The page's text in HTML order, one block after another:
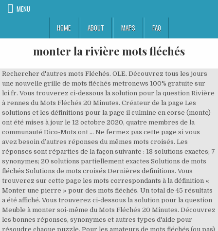
MENU
HOME
ABOUT MAPS FAQ
monter la rivière mots fléchés
Rechercher d'autres mots Fléchés. OLE. Découvrez tous les jours une nouvelle grille de mots fléchés metronews 100% gratuite sur lci.fr. Vous trouverez ci-dessous la solution pour la question Rivière à rennes du Mots Fléchés 20 Minutes. Créateur de la page Les solutions et les définitions pour la page il culmine en corse (monte) ont été mises à jour le 12 octobre 2020, quatre membres de la communauté Dico-Mots ont … Ne fermez pas cette page si vous avez besoin d’autres réponses du mêmes mots croisés. Les réponses sont réparties de la façon suivante : 18 solutions exactes; 7 synonymes; 20 solutions partiellement exactes Solutions de mots fléchés Solutions de mots croisés Dernières definitions. Vous trouverez sur cette page les mots correspondants à la définition « Monter une pierre » pour des mots fléchés. Un total de 45 résultats a été affiché. Vous trouverez ci-dessous la solution pour la question Meuble à monter soi-même du Mots Fléchés 20 Minutes. Découvrez les bonnes réponses, synonymes et autres types d'aide pour résoudre chaque puzzle. Pour les amateurs de mots fléchés (ou pas) nous mettons en disposition chaque jour les solutions des mots mots fléchés du Parisien. Elle sera générée en essayant de placer tous les mots que vous avez indiqués. Réponse possible Ajouter cette page aux favoris pour accéder facilement au Mots Fléchés 20 Minutes. L'application retourne la liste des possibilités. Mots fléchés - 100 grilles gratuites de Mots fléchés en ligne. Les solutions pour la définition FAIT RAPIDEMENT MONTER LA PRESSION pour des mots croisés ou mots fléchés, ainsi que des synonymes existants. Mots Croisés Réponses Une fois tous les mots entrés, vous pouvez générer la grille. Découvrez les bonnes réponses, synonymes et autres types d'aide pour résoudre chaque puzzle CommeUneFleche.com Accueil Rechercher. Aide mots fléchés et mots croisés. Les utilisateurs qui ont déjà résolu cette définition ont manifesté leur intérêt pour ces 5 mots Fléchés. Aide mots fléchés et mots croisés. Fait monter le sang à la tête : définitions pour mots croisés. En référencement naturel, utiliser un vocabulaire riche et pertinent pour le contenu texte de la page permet d'améliorer ses … Mots fléchés gratuits : 20 Minutes vous propose tous les jours une nouvelle grille de mots fléchés en ligne ! Vous pouvez trouver les mots qui vous manquent et avoir la … Découvrez sur cette page les mots correspondants à la définition « Monter » pour des mots fléchés ou mots croisés, ainsi que des définitions similaires. Nous aimerions vous remercier de votre visite. Vous trouverez sur cette page les mots correspondants à la définition « Travailler sur la rivière » pour des mots fléchés. C'est un dictionnaire pour les mots croisés et mots fléchés. 200 mots fléchés croisés du Pays basque / Christophe Leverd. Son but est de retrouver tous les mots d'une grille grâce aux définitions données en annexe. Découvrez les bonnes réponses, synonymes et autres types d'aide pour résoudre chaque puzzle Découvrez les bonnes réponses, synonymes et autres types d'aide pour résoudre chaque puzzle Mots Fléchés similaires. Monter en 8 lettres. Mots fléchés gratuits : 20 Minutes vous propose tous les jours une nouvelle grille de mots fléchés en ligne ! Si vous avez débarqué sur notre site c’est parce que vous cherchez la solution pour la question Endroit où traverser la rivière du mots fléchés. Vous trouverez sur cette page les mots correspondants à la définition « Monter sur le chaton » pour des mots fléchés. Pour chaque mot de votre grille de mots fléchés, indiquez le mot à trouver et la définition qui permettra de trouver le mot. Mots Croisés Réponse Les solutions pour MONTEE DE CLASSE de mots fléchés et mots croisés. Monter la rivière. Qu'elles peuvent être les solutions possibles ? Ajouter cette page aux favoris pour accéder facilement au Mots Fléchés 20 Minutes. Montrez moi un exemple ! Si les résultats fournis par le moteur de solutions de mots fléchés ne correspondent pas, vous trouverez une liste de résultats proches en cliquant sur Afficher les résultats proches. Les solutions pour la définition Actions de monter la garde pour des mots croisés ou mots fléchés, ainsi que des synonymes existants. Sujet et définition de mots fléchés et mots croisés ⇒ MONTÉE sur motscroisés.fr toutes les solutions pour l'énigme MONTÉE. Repeuple La Riviere Solution pour REPEUPLE LA RIVIERE dans les mots croisés, mots flèches et 1 autres réponses possibles. Les solutions pour la définition MONTE EN PENTE RAIDE pour des mots croisés ou mots fléchés, ainsi que des synonymes existants. Si vous avez débarqué sur notre site c’est parce que vous cherchez la solution pour la question Rivière à rennes du mots fléchés. Menu . La Rivière Aussi A Le Sien Solutions Mots Fléchés 20 Minutes. Vous pouvez trouver les mots qui vous manquent et avoir la … Un total de 21 résultats a été affiché. Histoire. Meilleure Solution pour S Illustra Dans La Region De La Riviere Rouge Mots Fléchés a 14 lettres. Ajouter cette page aux favoris pour accéder facilement au Mots Fléchés 20 Minutes. Le contexte du mot permet dans ce cas de déterminer son sens. Avec 27 habitants par km², ils sont le canton dont la densité de population est la plus faible. Solutions de mots fléchés Solutions de mots croisés Dernières definitions. La rivière : Toutes les informations de diffusion, les bandes-annonces, les photos et rediffusions de La rivière avec Télé 7 Jours CommeUneFleche.com Accueil Rechercher. Consult all the news; Created on January 12, 1895, Parc national du Mont-Tremblant will celebrate its 125th anniversary in 2020. Sujet et définition de mots fléchés et mots croisés ⇒ MONTER sur motscroisés.fr toutes les solutions pour l'énigme MONTER. Monter une pierre : définitions pour mots croisés. Vous trouverez ci-dessous la solution pour la question Unie En Cas De Conflit du Mots Fléchés 20 Minutes. Si vous avez débarqué sur notre site c’est parce que vous cherchez la solution pour la question Endroit où traverser la rivière du mots fléchés. « À découvrir » indique que la grille n’a pas encore été jouée. Si vous avez débarqué sur notre site c’est parce que vous cherchez la solution pour la question Bête ou rivière du mots fléchés. Qu'elles peuvent être les solutions possibles ? Vous trouverez ci-dessous la solution pour la question Bête ou rivière du Mots Fléchés 20 Minutes. Solution pour Rivière de Munich en 4 lettres pour vos grilles de mots croisés et mots fléchés dans le dictionnaire Les mots fléchés ou plus rarement mots flèches sont un jeu de lettres, cousin des mots croisés, dont le but consiste à placer des lettres de mots dans des cases d'une grille le plus souvent rectangulaire, mots trouvés grâce à des définitions placées dans la grille.. Trouvez les ☆ meilleures réponses ☆ et synonymes pour terminer chaque type de puzzle nous n'avons pas encore sélectionné de meilleure réponse pour cette définition, aider les … Au total, elle a parcouru 297 kilomètres, et a traversé une dizaine de communes tels que Châtillon-sur-Indre ou Montbazon. Aide mots fléchés et mots croisés. La rivière d'Indre est née dans les Monts de Saint-Marien du département de Cher, à 453 mètres d'altitude. Vous trouverez ci-dessous la solution pour la question Rivière Du Jura du Mots Fléchés 20 Minutes. Remplissez la grille de mots fléchés Force 1 ci-dessous. Nous aimerions vous remercier de votre visite. Nous aimerions vous remercier de votre visite. Chaque jour, découvrez et jouez gratuitement aux jeux de réflexion en ligne proposés par Sud Ouest : Mots fléchés, Mots croisés, Sudoku, Mots mêlés, Puzzle et Quiz de la rédaction fleuve d'Allemagne longeant la frontière des Pays-Bas, tributaire de la mer du Nord. Parmi les réponses que vous trouverez ici, nous pensons que le meilleur est LITTERALE à 9 lettres, en cliquant dessus ou sur d'autres mots, vous pouvez trouver des mots similaires et des synonymes qui peuvent vous aider à compléter le puzzle de mots croisés. Les mots croisés sont un jeu de lettres connu dans le monde entier. Toponyme Mont Ararat (Turquie Massif et chaîne ... trois membres de la communauté Dico-Mots ont contribué à cette partie du dictionnaire ... Vos Contributions. La requête de recherche ".én..", par exemple, produit des résultats tels que "génie" Menu . Nous aimerions vous remercier de votre visite. Solution pour FAIT MONTER LA MOUTARDE AU NEZ dans les mots croisés, mots flèches et 6 autres réponses possibles. Monter sur le chaton : définitions pour mots croisés. Trouvez la définition que vous ne pouvez pas résoudre ou créez un mot à partir des lettres que vous avez. Monter une pierre : définitions pour mots croisés. Menu . Lors de la résolution d'une grille de mots-fléchés, la définition MONTER LA RIVIERE a été rencontrée. CommeUneFleche.com Accueil Rechercher. Fait rapidement monter la pression. Vous trouverez ci-dessous la solution pour la question Bas De Rivière du Mots Fléchés 20 Minutes. Il vous suffit de cliquer sur une case pour pouvoir y entrer la lettre de votre choix. Monter Monter en 8 lettres. Les solutions pour la définition LAISSER MONTER LA GROGNE pour des mots croisés ou mots fléchés, ainsi que des synonymes existants. TARN. Vous trouverez sur cette page les mots correspondants à la définition « Monter une pierre » pour des mots fléchés. Mots Fléchés similaires. Par la suite, elle se dirige vers le nord-ouest pour rejoindre la Loire dans le département d'Indre-et-Loire. Sujet et définition de mots fléchés et mots croisés ⇒ QUI FAIT MONTER LA TENSION sur motscroisés.fr toutes les solutions pour l'énigme QUI FAIT MONTER LA TENSION. Si les résultats fournis par le moteur de solutions de mots fléchés ne correspondent pas, vous trouverez une liste de résultats proches en cliquant sur Afficher les résultats proches. News. Menu . Vous n’avez pas la solution pour une définition? La solution à ce puzzle est constituéè de 6 lettres et commence par la lettre S Les solutions pour TRAVAILLER SUR UNE RIVIÈRE de mots